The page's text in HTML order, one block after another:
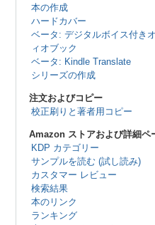
本の作成
ハードカバー
ベータ: デジタルボイス付き
ィオブック
ベータ: Kindle Translate
シリーズの作成
注文およびコピー
校正刷りと著者用コピー
Amazon ストアおよび詳細ペ
KDP カテゴリー
サンプルを読む (試し読み)
カスタマー レビュー
検索結果
本のリンク
ランキング